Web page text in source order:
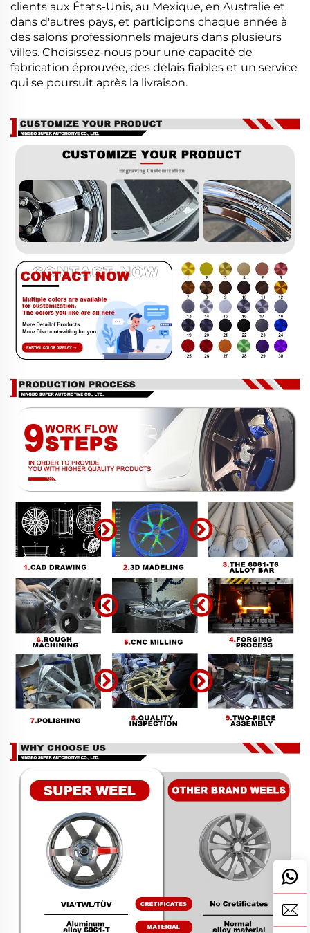
clients aux États-Unis, au Mexique, en Australie et
dans d'autres pays, et participons chaque année à
des salons professionnels majeurs dans plusieurs
villes. Choisissez-nous pour une capacité de
fabrication éprouvée, des délais fiables et un service
qui se poursuit après la livraison.